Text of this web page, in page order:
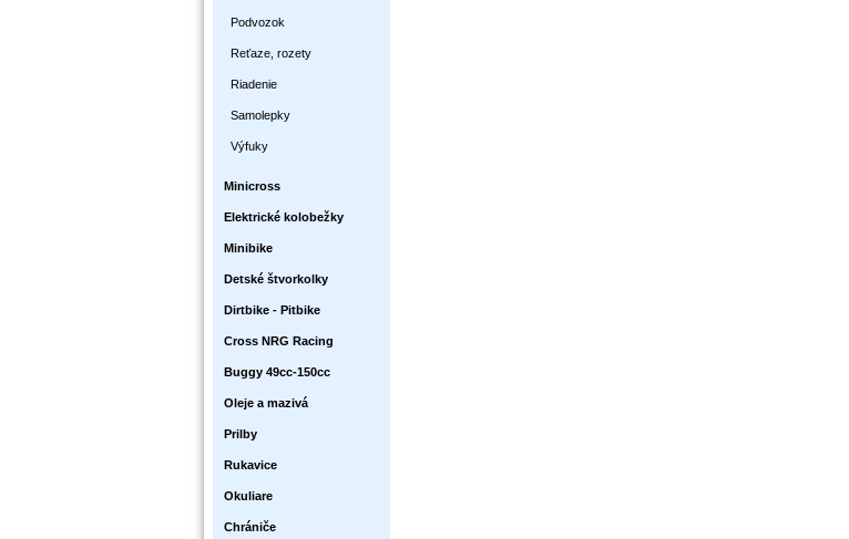
Podvozok
Reťaze, rozety
Riadenie
Samolepky
Výfuky
Minicross
Elektrické kolobežky
Minibike
Detské štvorkolky
Dirtbike - Pitbike
Cross NRG Racing
Buggy 49cc-150cc
Oleje a mazivá
Prilby
Rukavice
Okuliare
Chrániče